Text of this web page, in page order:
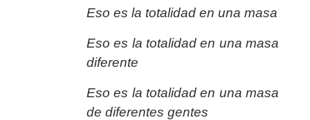
Eso es la totalidad en una masa
Eso es la totalidad en una masa
diferente
Eso es la totalidad en una masa
de diferentes gentes